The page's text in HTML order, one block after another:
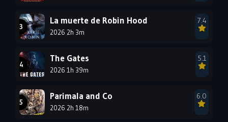
1984
1978
La muerte de Robin Hood
2026 2h 3m
7.4
The Gates
2026 1h 39m
5.1
Parimala and Co
2026 2h 18m
6.0